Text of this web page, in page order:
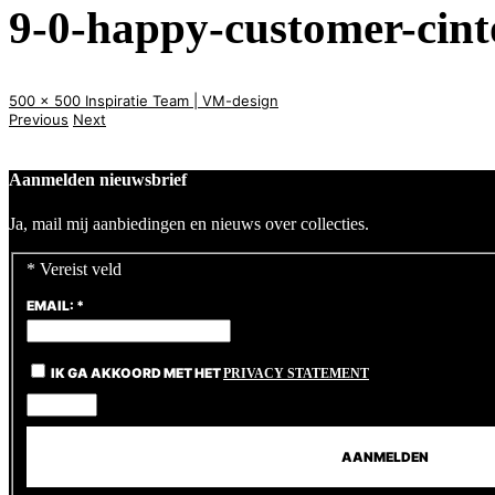
9-0-happy-customer-
500 x 500 Inspiratie Team | VM-design
Previous Next
Aanmelden nieuwsbrief
Ja, mail mij aanbiedingen en nieuws over collecties.
* Vereist veld
EMAIL: *
IK GA AKKOORD MET HETPRIVACY STATEMENT